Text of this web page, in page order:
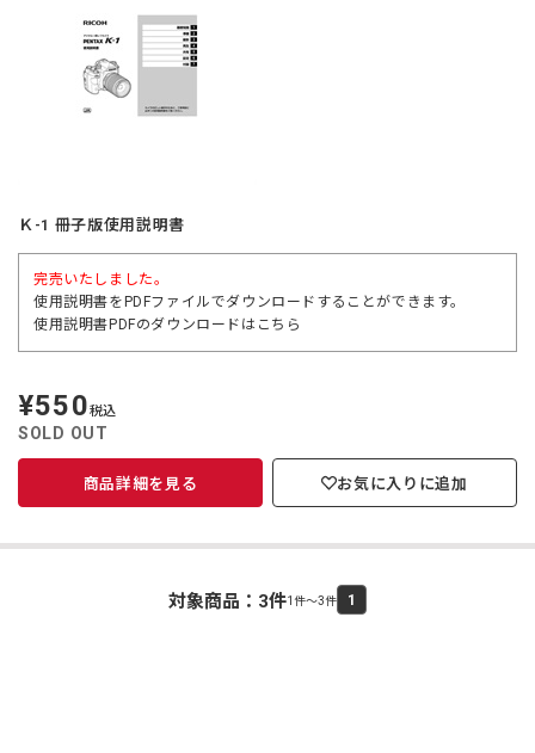
Ｋ-1 冊子版使用説明書
完売いたしました。
使用説明書をPDFファイルでダウンロードすることができます。
使用説明書PDFのダウンロードは こちら
定
価
¥550税込
SOLD OUT
商品詳細を見る お気に入りに追加
対象商品： 3件1件～3件 1